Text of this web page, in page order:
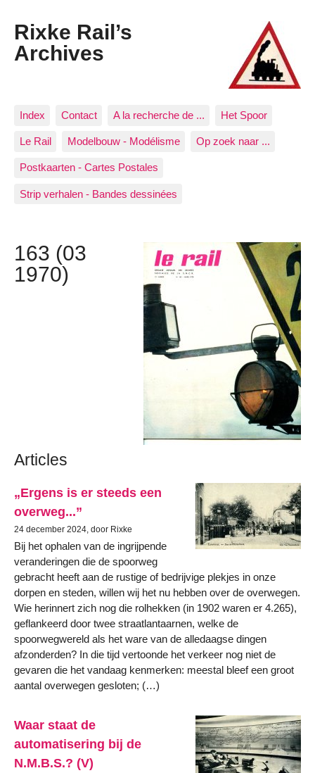
Rixke Rail’s
Archives
Index Contact A la recherche de ... Het Spoor
Le Rail Modelbouw - Modélisme Op zoek naar ...
Postkaarten - Cartes Postales
Strip verhalen - Bandes dessinées
163 (03
1970)
Articles
„Ergens is er steeds een
overweg...”
24 december 2024, door Rixke
Bij het ophalen van de ingrijpende
veranderingen die de spoorweg
gebracht heeft aan de rustige of bedrijvige plekjes in onze
dorpen en steden, willen wij het nu hebben over de overwegen.
Wie herinnert zich nog die rolhekken (in 1902 waren er 4.265),
geflankeerd door twee straatlantaarnen, welke de
spoorwegwereld als het ware van de alledaagse dingen
afzonderden? In die tijd vertoonde het verkeer nog niet de
gevaren die het vandaag kenmerken: meestal bleef een groot
aantal overwegen gesloten; (…)
Waar staat de
automatisering bij de
N.M.B.S.? (V)